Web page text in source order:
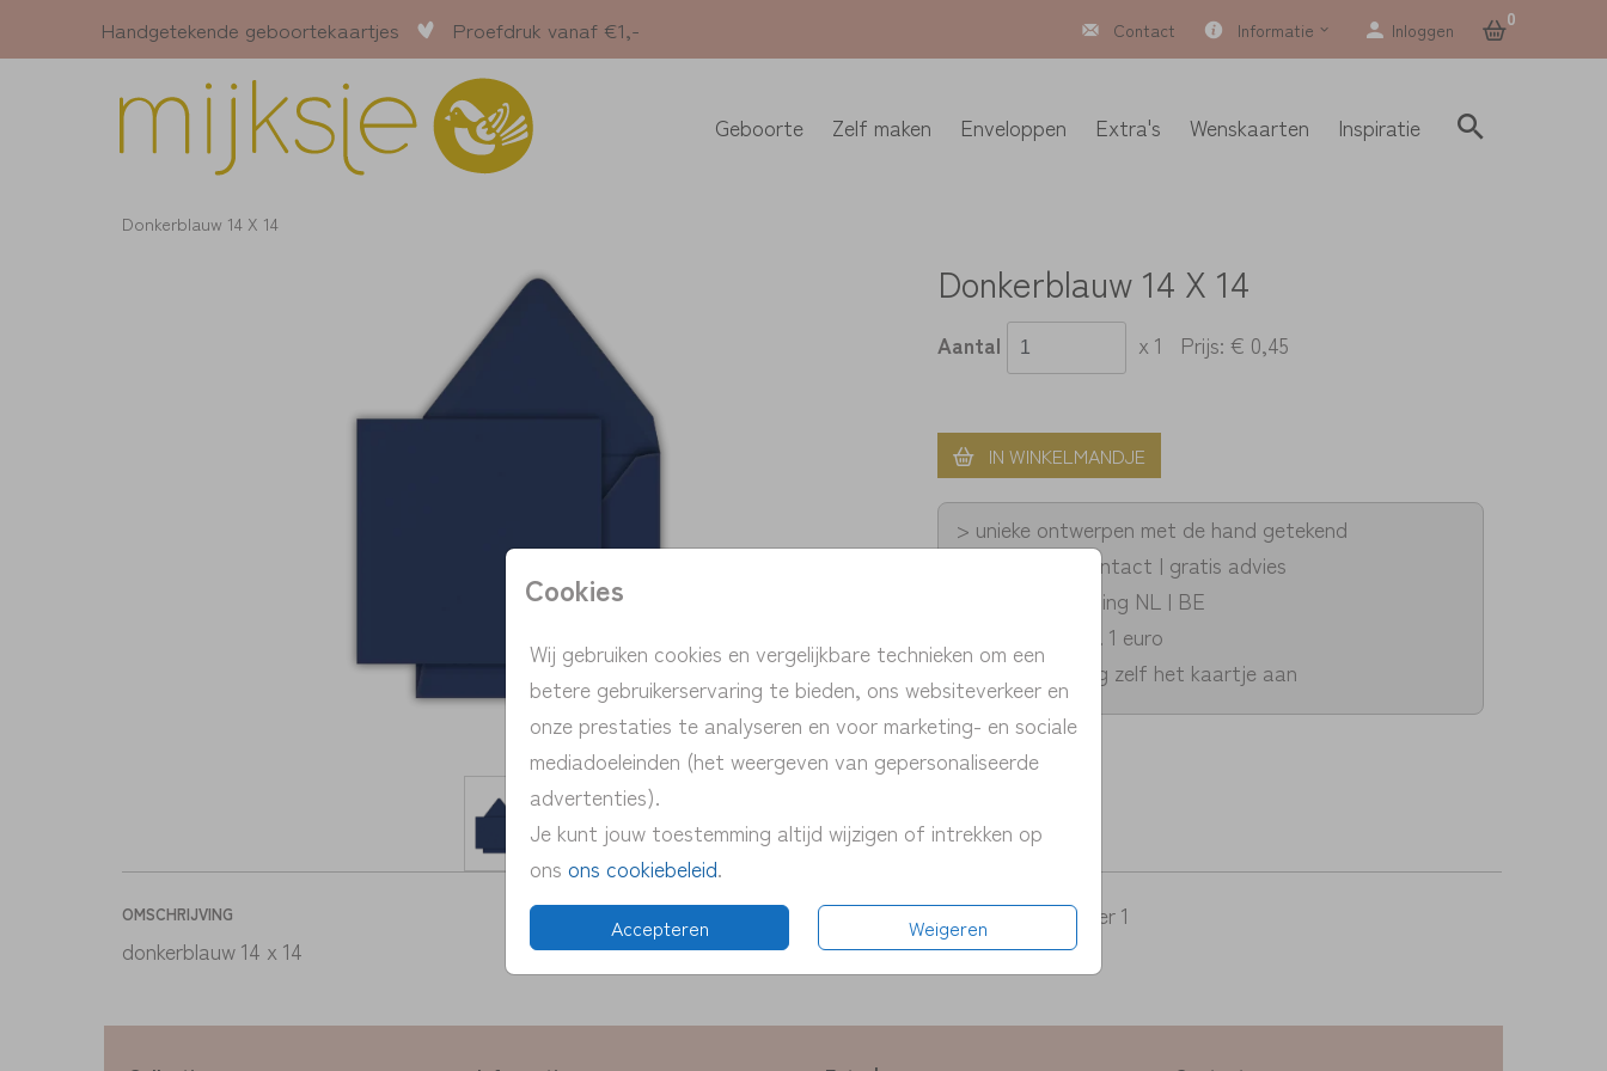
Handgetekende geboortekaartjes Proefdruk vanaf €1,- Contact Informatie Inloggen 0
Geboorte Zelf maken Enveloppen Extra's Wenskaarten Inspiratie
Cookies
Wij gebruiken cookies en vergelijkbare technieken om een
betere gebruikerservaring te bieden, ons websiteverkeer en
onze prestaties te analyseren en voor marketing- en sociale
mediadoeleinden (het weergeven van gepersonaliseerde
advertenties).
Je kunt jouw toestemming altijd wijzigen of intrekken op
ons ons cookiebeleid.
Accepteren Weigeren
Donkerblauw 14 X 14
Donkerblauw 14 X 14
Aantal x 1 Prijs:€ 0,45
IN WINKELMANDJE
> unieke ontwerpen met de hand getekend
> persoonlijk contact | gratis advies
> snelle verzending NL | BE
> proefdruk v.a. 1 euro
> pas eenvoudig zelf het kaartje aan
OMSCHRIJVING
donkerblauw 14 x 14
Prijs:€ 0,45 per 1